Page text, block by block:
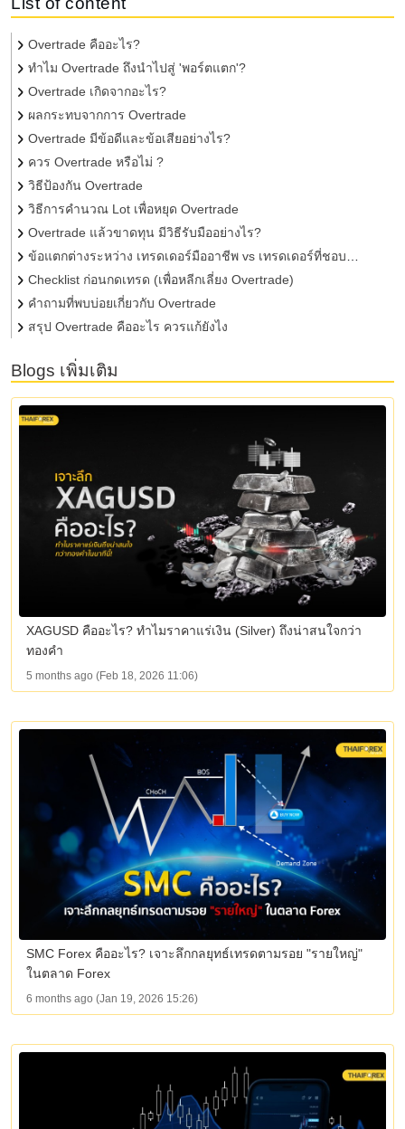
Overtrade คืออะไร?
ทำไม Overtrade ถึงนำไปสู่ 'พอร์ตแตก'?
Overtrade เกิดจากอะไร?
ผลกระทบจากการ Overtrade
Overtrade มีข้อดีและข้อเสียอย่างไร?
ควร Overtrade หรือไม่ ?
วิธีป้องกัน Overtrade
วิธีการคำนวณ Lot เพื่อหยุด Overtrade
Overtrade แล้วขาดทุน มีวิธีรับมืออย่างไร?
ข้อแตกต่างระหว่าง เทรดเดอร์มืออาชีพ vs เทรดเดอร์ที่ชอบ
Overtrade
Checklist ก่อนกดเทรด (เพื่อหลีกเลี่ยง Overtrade)
คำถามที่พบบ่อยเกี่ยวกับ Overtrade
สรุป Overtrade คืออะไร ควรแก้ยังไง
Blogs เพิ่มเติม
XAGUSD คืออะไร? ทำไมราคาแร่เงิน (Silver) ถึงน่าสนใจกว่า
ทองคำ
5 months ago (Feb 18, 2026 11:06)
SMC Forex คืออะไร? เจาะลึกกลยุทธ์เทรดตามรอย "รายใหญ่"
ในตลาด Forex
6 months ago (Jan 19, 2026 15:26)